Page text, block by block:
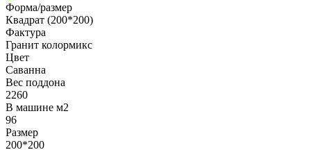
Форма/размер
Квадрат (200*200)
Фактура
Гранит колормикс
Цвет
Саванна
Вес поддона
2260
В машине м2
96
Размер
200*200